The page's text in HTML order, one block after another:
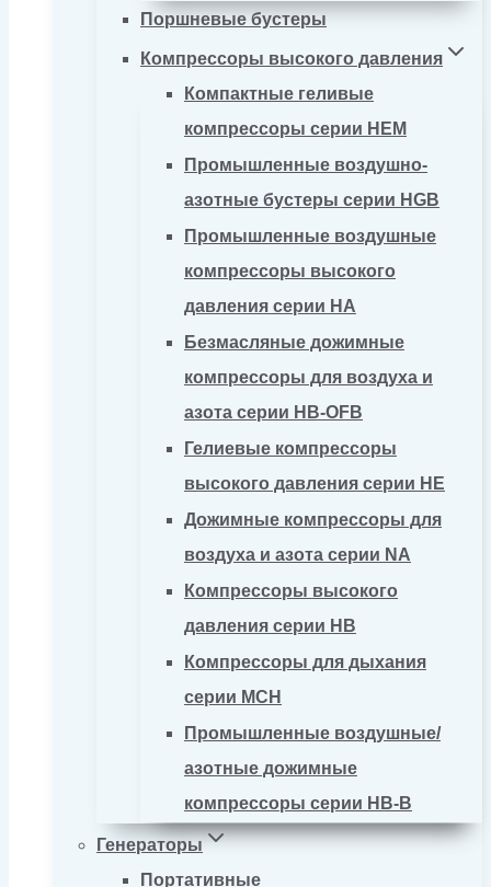
Поршневые бустеры
Компрессоры высокого давления
Компактные геливые
компрессоры серии HEM
Промышленные воздушно-
азотные бустеры серии HGB
Промышленные воздушные
компрессоры высокого
давления серии HA
Безмасляные дожимные
компрессоры для воздуха и
азота серии HB-OFB
Гелиевые компрессоры
высокого давления серии HE
Дожимные компрессоры для
воздуха и азота серии NA
Компрессоры высокого
давления серии HB
Компрессоры для дыхания
серии MCH
Промышленные воздушные/
азотные дожимные
компрессоры серии HB-B
Генераторы
Портативные